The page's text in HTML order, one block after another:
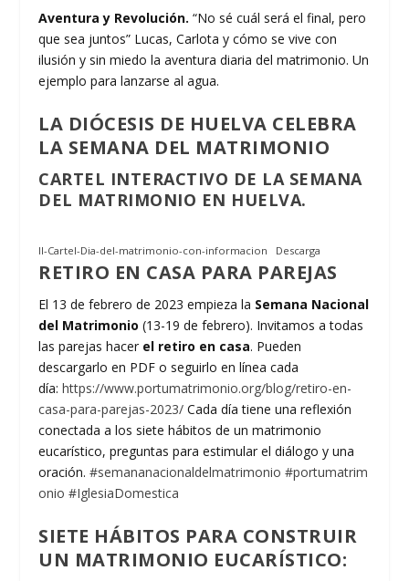
Aventura y Revolución.“No sé cuál será el final, pero
que sea juntos” Lucas, Carlota y cómo se vive con
ilusión y sin miedo la aventura diaria del matrimonio. Un
ejemplo para lanzarse al agua.
LA DIÓCESIS DE HUELVA CELEBRA
LA SEMANA DEL MATRIMONIO
CARTEL INTERACTIVO DE LA SEMANA
DEL MATRIMONIO EN HUELVA.
II-Cartel-Dia-del-matrimonio-con-informacion Descarga
RETIRO EN CASA PARA PAREJAS
El 13 de febrero de 2023 empieza la Semana Nacional
del Matrimonio (13-19 de febrero). Invitamos a todas
las parejas hacer el retiro en casa. Pueden
descargarlo en PDF o seguirlo en línea cada
día:https://www.portumatrimonio.org/blog/retiro-en-
casa-para-parejas-2023/ Cada día tiene una reflexión
conectada a los siete hábitos de un matrimonio
eucarístico, preguntas para estimular el diálogo y una
oración.#semananacionaldelmatrimonio #portumatrim
onio #IglesiaDomestica
SIETE HÁBITOS PARA CONSTRUIR
UN MATRIMONIO EUCARÍSTICO: